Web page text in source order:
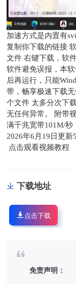
加速方式是内置有
复制你下载的链接
文件 右键下载，软
软件避免误报，本
后再运行，只能
带，畅享极速下载
个文件 太多分次下
无任何异常。 附带
满千兆宽带101M/
2026年6月19日更
点击观看视频教程
下载地址
点击下载
免责声明：